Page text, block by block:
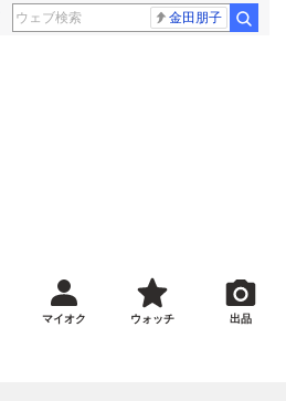
金田朋子
マイオク ウォッチ 出品